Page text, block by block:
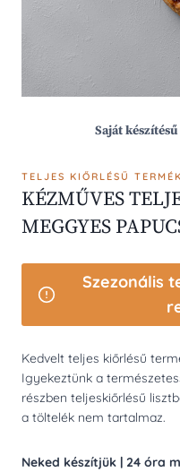
Saját
TELJES KIŐRLÉSŰ
KÉZMŰVES
MEGGYES
Szezonális
Kedvelt teljes kiőrlésű
Igyekeztünk a
részben teljeskiőrlésű
a töltelék nem tartalmaz.
Neked készítjük | 24 óra